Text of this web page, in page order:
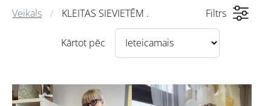
Veikals KLEITAS SIEVIETĒM . Filtrs
Kārtot pēc